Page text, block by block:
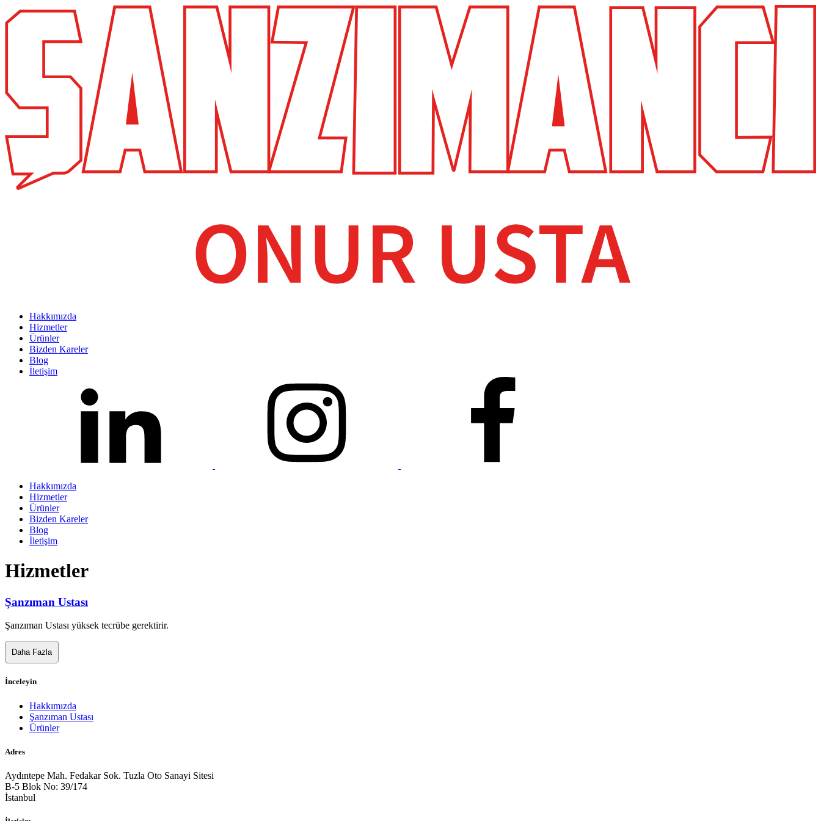
Hakkımızda
Hizmetler
Ürünler
Bizden Kareler
Blog
İletişim
Hakkımızda
Hizmetler
Ürünler
Bizden Kareler
Blog
İletişim
Hizmetler
Şanzıman Ustası
Şanzıman Ustası yüksek tecrübe gerektirir.
Daha Fazla
İnceleyin
Hakkımızda
Şanzıman Ustası
Ürünler
Adres
Aydıntepe Mah. Fedakar Sok. Tuzla Oto Sanayi Sitesi
B-5 Blok No: 39/174
İstanbul